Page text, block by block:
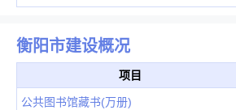
衡阳市建设概况
项目
公共图书馆藏书(万册)